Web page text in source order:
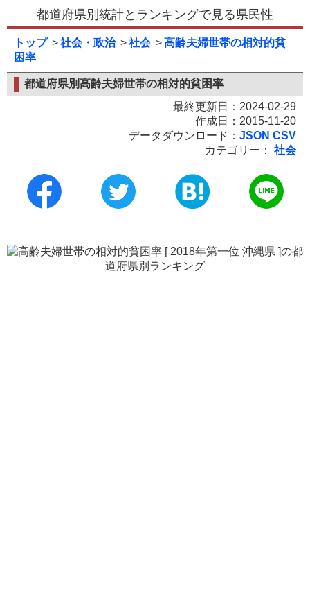
都道府県別統計とランキングで見る県民性
トップ 社会・政治 社会
高齢夫婦世帯の相対的貧
困率
都道府県別高齢夫婦世帯の相対的貧困率
最終更新日：2024-02-29
作成日：2015-11-20
データダウンロード： JSON CSV
カテゴリー：
社会